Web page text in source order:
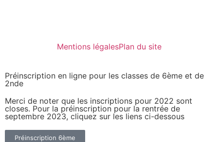
Mentions légalesPlan du site
Préinscription en ligne pour les classes de 6ème et de
2nde
Merci de noter que les inscriptions pour 2022 sont
closes. Pour la préinscription pour la rentrée de
septembre 2023, cliquez sur les liens ci-dessous
Préinscription 6ème